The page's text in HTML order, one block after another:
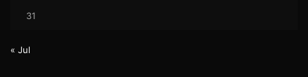
31
« Jul